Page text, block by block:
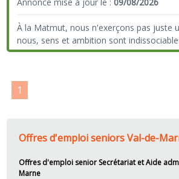
À la Matmut, nous n'exerçons pas juste
nous, sens et ambition sont
1
Offres d'emploi seniors Val-de-
Offres d'emploi senior Secrétariat et Aide
Marne